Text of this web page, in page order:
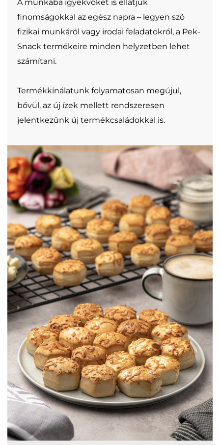
A munkába igyekvőket is ellátjuk
finomságokkal az egész napra – legyen szó
fizikai munkáról vagy irodai feladatokról, a Pek-
Snack termékeire minden helyzetben lehet
számítani.
Termékkínálatunk folyamatosan megújul,
bővül, az új ízek mellett rendszeresen
jelentkezünk új termékcsaládokkal is.